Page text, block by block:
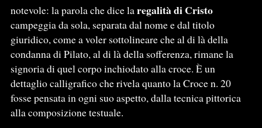
notevole: la parola che dice laregalità di Cristo
campeggia da sola, separata dal nome e dal titolo
giuridico, come a voler sottolineare che al di là della
condanna di Pilato, al di là della sofferenza, rimane la
signoria di quel corpo inchiodato alla croce. È un
dettaglio calligrafico che rivela quanto la Croce n. 20
fosse pensata in ogni suo aspetto, dalla tecnica pittorica
alla composizione testuale.